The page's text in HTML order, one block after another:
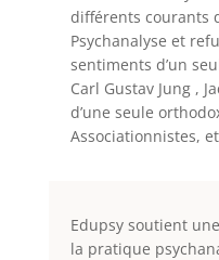
différents courants
Psychanalyse et
sentiments d’un
Carl Gustav Jung ,
d’une seule
Associationnistes,
Edupsy soutient
la pratique